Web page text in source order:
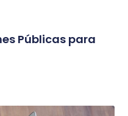
Públicas para